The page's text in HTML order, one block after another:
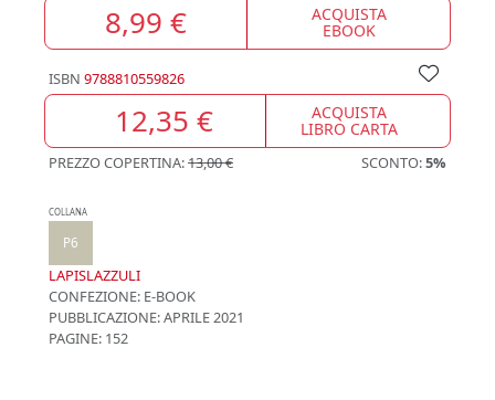
8,99 € ACQUISTA
EBOOK
ISBN 9788810559826
12,35 € ACQUISTA
LIBRO CARTA
PREZZO COPERTINA:13,00 € SCONTO:5%
COLLANA
P6
LAPISLAZZULI
CONFEZIONE: E-BOOK
PUBBLICAZIONE:APRILE 2021
PAGINE: 152